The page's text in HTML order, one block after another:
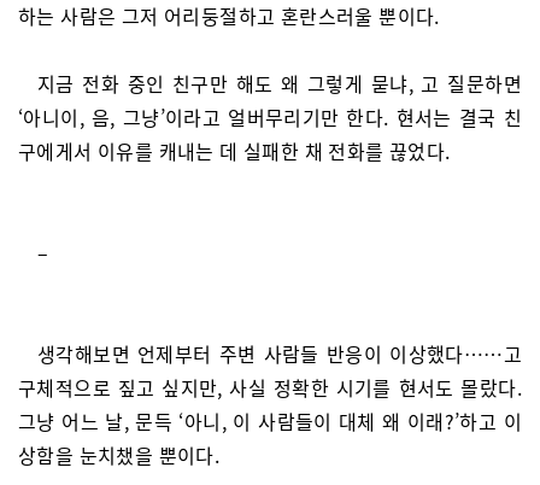
하는 사람은 그저 어리둥절하고 혼란스러울 뿐이다.
지금 전화 중인 친구만 해도 왜 그렇게 묻냐, 고 질문하면
‘아니이, 음, 그냥’이라고 얼버무리기만 한다. 현서는 결국 친
구에게서 이유를 캐내는 데 실패한 채 전화를 끊었다.
–
생각해보면 언제부터 주변 사람들 반응이 이상했다……고
구체적으로 짚고 싶지만, 사실 정확한 시기를 현서도 몰랐다.
그냥 어느 날, 문득 ‘아니, 이 사람들이 대체 왜 이래?’하고 이
상함을 눈치챘을 뿐이다.